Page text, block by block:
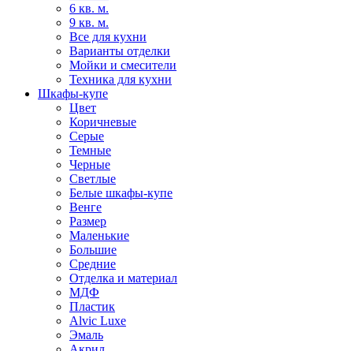
6 кв. м.
9 кв. м.
Все для кухни
Варианты отделки
Мойки и смесители
Техника для кухни
Шкафы-купе
Цвет
Коричневые
Серые
Темные
Черные
Светлые
Белые шкафы-купе
Венге
Размер
Маленькие
Большие
Средние
Отделка и материал
МДФ
Пластик
Alvic Luxe
Эмаль